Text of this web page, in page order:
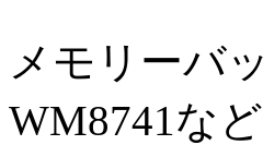
メモリーバ
WM8741な